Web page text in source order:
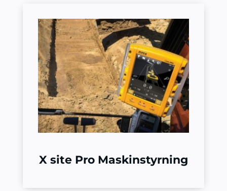
X site Pro Maskinstyrning